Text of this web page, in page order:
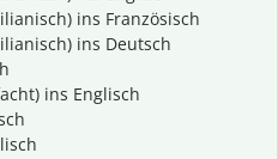
ins Französisch
ins Deutsch
ins Englisch